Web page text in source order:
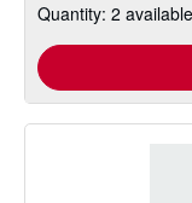
Quantity: 2 available